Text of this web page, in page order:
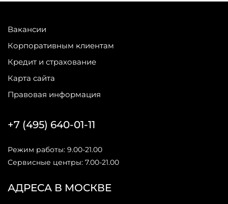
Вакансии
Корпоративным клиентам
Кредит и страхование
Карта сайта
Правовая информация
АДРЕСА В МОСКВЕ
+7 (495) 640-01-11
Режим работы: 9.00-21.00
Сервисные центры: 7.00-21.00